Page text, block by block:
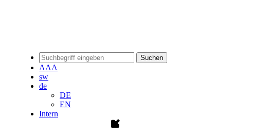
Suchen
AAA
sw
de
DE
EN
Intern